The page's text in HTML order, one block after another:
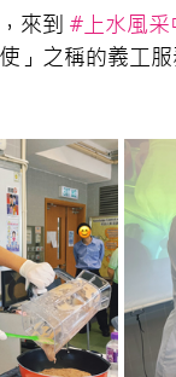
來到 #上水風采
」之稱的義工